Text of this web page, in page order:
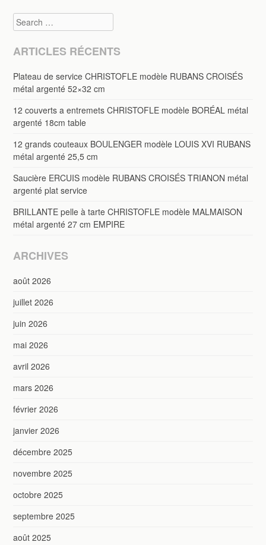
Search
ARTICLES RÉCENTS
Plateau de service CHRISTOFLE modèle RUBANS CROISÉS
métal argenté 52×32 cm
12 couverts a entremets CHRISTOFLE modèle BORÉAL métal
argenté 18cm table
12 grands couteaux BOULENGER modèle LOUIS XVI RUBANS
métal argenté 25,5 cm
Saucière ERCUIS modèle RUBANS CROISÉS TRIANON métal
argenté plat service
BRILLANTE pelle à tarte CHRISTOFLE modèle MALMAISON
métal argenté 27 cm EMPIRE
ARCHIVES
août 2026
juillet 2026
juin 2026
mai 2026
avril 2026
mars 2026
février 2026
janvier 2026
décembre 2025
novembre 2025
octobre 2025
septembre 2025
août 2025